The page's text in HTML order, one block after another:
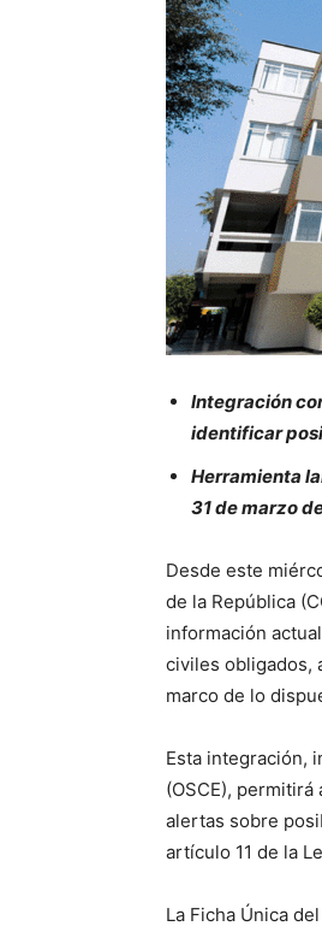
Integración
identificar
Herramienta
31 de marzo
Desde este
de la República
información
civiles obligados,
marco de lo
Esta integración,
(OSCE),
alertas sobre
artículo 11 de la
La Ficha Única